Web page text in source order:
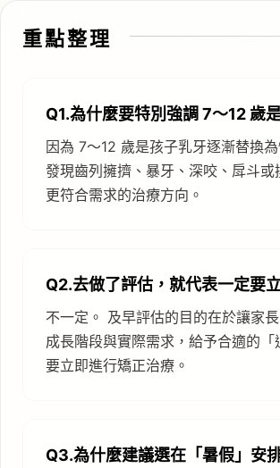
重點整理
Q1.為什麼要特別強調 7～12 歲
因為 7～12 歲是孩子乳牙逐漸替換
發現齒列擁擠、暴牙、深咬、戽斗
更符合需求的治療方向。
Q2.去做了評估，就代表一定要
不一定。 及早評估的目的在於讓家
成長階段與實際需求，給予合適的
要立即進行矯正治療。
Q3.為什麼建議選在「暑假」安